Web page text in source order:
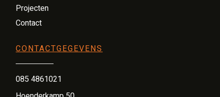
Projecten
Contact
CONTACTGEGEVENS
085 4861021